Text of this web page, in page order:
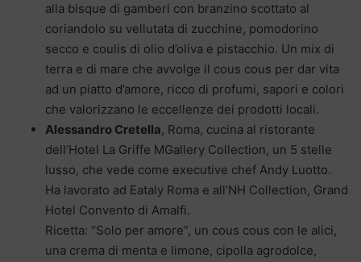
alla bisque di gamberi con branzino scottato al
coriandolo su vellutata di zucchine, pomodorino
secco e coulis di olio d’oliva e pistacchio. Un mix di
terra e di mare che avvolge il cous cous per dar vita
ad un piatto d’amore, ricco di profumi, sapori e colori
che valorizzano le eccellenze dei prodotti locali.
Alessandro Cretella, Roma, cucina al ristorante
dell’Hotel La Griffe MGallery Collection, un 5 stelle
lusso, che vede come executive chef Andy Luotto.
Ha lavorato ad Eataly Roma e all’NH Collection, Grand
Hotel Convento di Amalfi.
Ricetta: “Solo per amore”, un cous cous con le alici,
una crema di menta e limone, cipolla agrodolce,